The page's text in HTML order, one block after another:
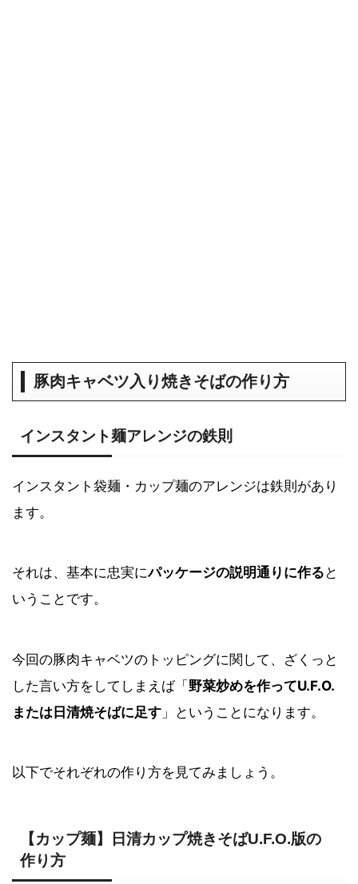
豚肉キャベツ入り焼きそばの作り方
インスタント麺アレンジの鉄則
インスタント袋麺・カップ麺のアレンジは鉄則があり
ます。
それは、基本に忠実にパッケージの説明通りに作る と
いうことです。
今回の豚肉キャベツのトッピングに関して、ざくっと
した言い方をしてしまえば「野菜炒めを作ってU.F.O.
または日清焼そばに足す 」ということになります。
以下でそれぞれの作り方を見てみましょう。
【カップ麺】日清カップ焼きそばU.F.O.版の
作り方